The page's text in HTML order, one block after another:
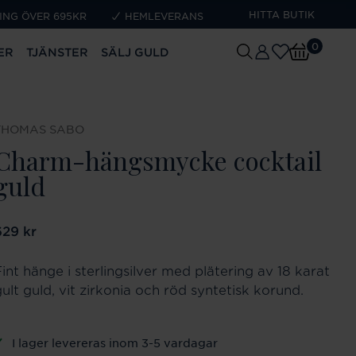
ÖVER 695KR HEMLEVERANS HITTA BUTIK
TJÄNSTER SÄLJ GULD 0
SABO
hängsmycke cocktail
:629 kr
kr
hänge i sterlingsilver med plätering av 18 karat
guld, vit zirkonia och röd syntetisk korund.
I lager levereras inom 3-5 vardagar